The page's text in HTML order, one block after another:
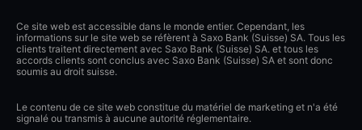
Ce site web est accessible dans le monde entier. Cependant, les
informations sur le site web se réfèrent à Saxo Bank (Suisse) SA. Tous les
clients traitent directement avec Saxo Bank (Suisse) SA. et tous les
accords clients sont conclus avec Saxo Bank (Suisse) SA et sont donc
soumis au droit suisse.
Le contenu de ce site web constitue du matériel de marketing et n'a été
signalé ou transmis à aucune autorité réglementaire.